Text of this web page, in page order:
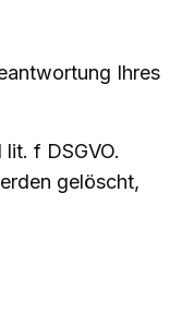
Ihres
f DSGVO.
gelöscht,